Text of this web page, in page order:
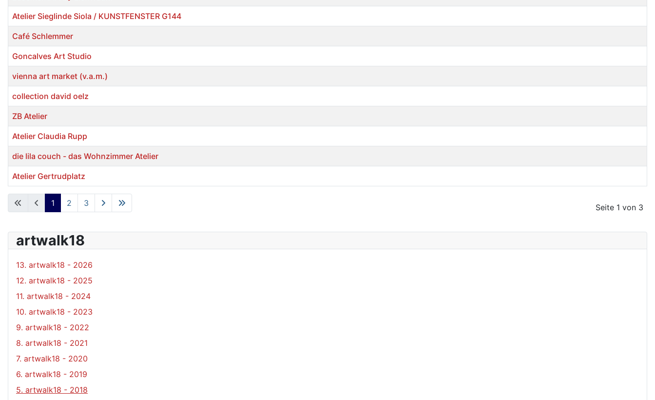
Beiträge
Atelier Sieglinde Siola / KUNSTFENSTER G144
Café Schlemmer
Goncalves Art Studio
vienna art market (v.a.m.)
collection david oelz
ZB Atelier
Atelier Claudia Rupp
die lila couch - das Wohnzimmer Atelier
Atelier Gertrudplatz
Seite 1 von 3
1 2 3
artwalk18
13. artwalk18 - 2026
12. artwalk18 - 2025
11. artwalk18 - 2024
10. artwalk18 - 2023
9. artwalk18 - 2022
8. artwalk18 - 2021
7. artwalk18 - 2020
6. artwalk18 - 2019
5. artwalk18 - 2018